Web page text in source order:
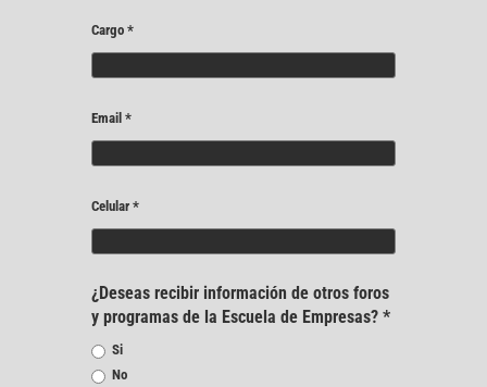
Cargo *
Email *
Celular *
¿Deseas recibir información de otros foros
y programas de la Escuela de Empresas? *
Si
No